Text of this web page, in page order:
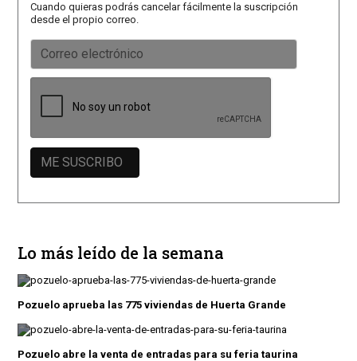
Cuando quieras podrás cancelar fácilmente la suscripción
desde el propio correo.
Lo más leído de la semana
Pozuelo aprueba las 775 viviendas de Huerta Grande
Pozuelo abre la venta de entradas para su feria taurina